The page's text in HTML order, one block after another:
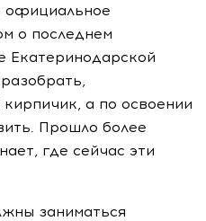
официальное
о последнем
Екатеринодарской
а по освоении
Прошло более
где сейчас эти
заниматься